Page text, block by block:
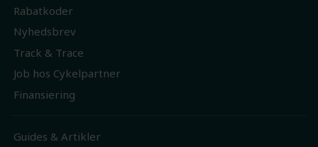
Rabatkoder
Nyhedsbrev
Track & Trace
Job hos Cykelpartner
Finansiering
Guides & Artikler